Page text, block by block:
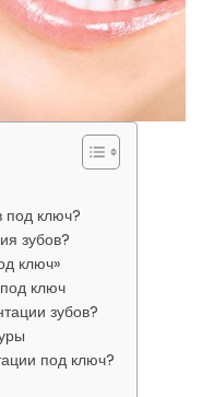
под ключ?
зубов?
ключ»
ключ
зубов?
под ключ?